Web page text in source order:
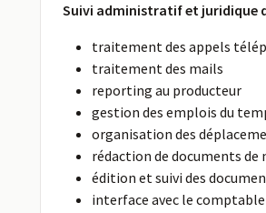
Suivi administratif et juridique
traitement des appels
traitement des mails
reporting au producteur
gestion des emplois du
organisation des
rédaction de documents
édition et suivi des
interface avec le